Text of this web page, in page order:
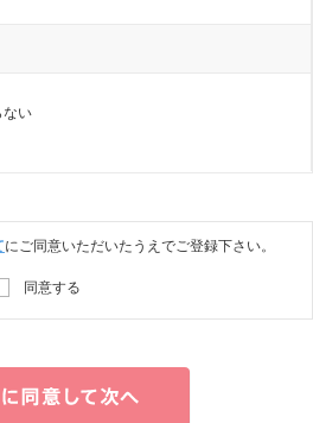
ない
にご同意いただいたうえでご登録下さい。
同意する